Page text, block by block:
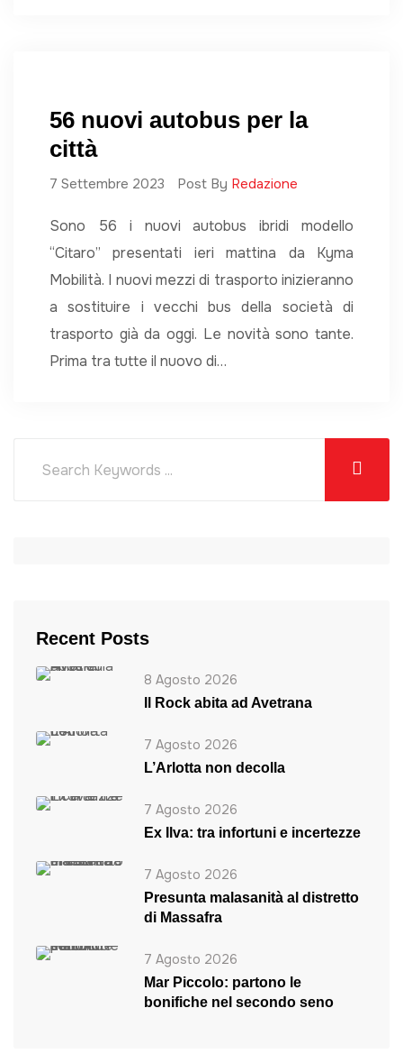
56 nuovi autobus per la
città
7 Settembre 2023 Post By Redazione
Sono 56 i nuovi autobus ibridi modello
“Citaro” presentati ieri mattina da Kyma
Mobilità. I nuovi mezzi di trasporto inizieranno
a sostituire i vecchi bus della società di
trasporto già da oggi. Le novità sono tante.
Prima tra tutte il nuovo di…
Recent Posts
8 Agosto 2026
ll Rock abita ad Avetrana
7 Agosto 2026
L’Arlotta non decolla
7 Agosto 2026
Ex Ilva: tra infortuni e incertezze
7 Agosto 2026
Presunta malasanità al distretto
di Massafra
7 Agosto 2026
Mar Piccolo: partono le
bonifiche nel secondo seno